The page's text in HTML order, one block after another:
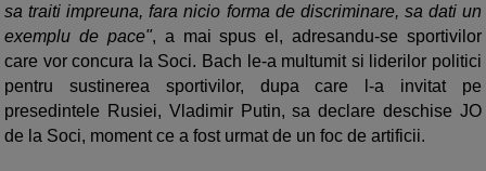
sa traiti impreuna, fara nicio forma de discriminare, sa dati un
exemplu de pace", a mai spus el, adresandu-se sportivilor
care vor concura la Soci. Bach le-a multumit si liderilor politici
pentru sustinerea sportivilor, dupa care l-a invitat pe
presedintele Rusiei, Vladimir Putin, sa declare deschise JO
de la Soci, moment ce a fost urmat de un foc de artificii.